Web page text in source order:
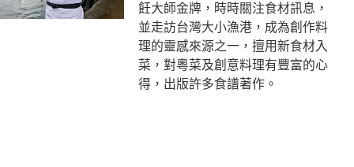
飪大師金牌，時時關注食材訊息，
並走訪台灣大小漁港，成為創作料
理的靈感來源之一，擅用新食材入
菜，對粵菜及創意料理有豐富的心
得，出版許多食譜著作。